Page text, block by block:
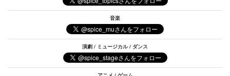
音楽
演劇 / ミュージカル / ダンス